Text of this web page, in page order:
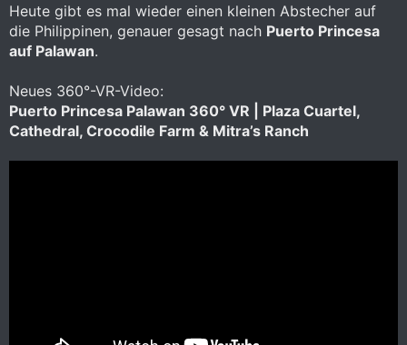
Heute gibt es mal wieder einen kleinen Abstecher auf
die Philippinen, genauer gesagt nach Puerto Princesa
auf Palawan.
Neues 360°-VR-Video:
Puerto Princesa Palawan 360° VR | Plaza Cuartel,
Cathedral, Crocodile Farm & Mitra’s Ranch